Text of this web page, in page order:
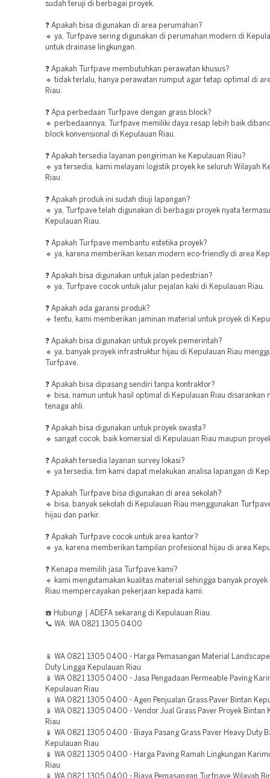
sudah teruji di berbagai proyek.
❓ Apakah bisa digunakan di area perumahan?
🔹 ya, Turfpave sering digunakan di perumahan modern di
untuk drainase lingkungan.
❓ Apakah Turfpave membutuhkan perawatan khusus?
🔹 tidak terlalu, hanya perawatan rumput agar tetap optimal di
Riau.
❓ Apa perbedaan Turfpave dengan grass block?
🔹 perbedaannya, Turfpave memiliki daya resap lebih baik
block konvensional di Kepulauan Riau.
❓ Apakah tersedia layanan pengiriman ke Kepulauan Riau?
🔹 ya tersedia, kami melayani logistik proyek ke seluruh Wilayah
Riau.
❓ Apakah produk ini sudah diuji lapangan?
🔹 ya, Turfpave telah digunakan di berbagai proyek nyata
Kepulauan Riau.
❓ Apakah Turfpave membantu estetika proyek?
🔹 ya, karena memberikan kesan modern eco-friendly di area
❓ Apakah bisa digunakan untuk jalan pedestrian?
🔹 ya, Turfpave cocok untuk jalur pejalan kaki di Kepulauan Riau.
❓ Apakah ada garansi produk?
🔹 tentu, kami memberikan jaminan material untuk proyek di
❓ Apakah bisa digunakan untuk proyek pemerintah?
🔹 ya, banyak proyek infrastruktur hijau di Kepulauan Riau
Turfpave.
❓ Apakah bisa dipasang sendiri tanpa kontraktor?
🔹 bisa, namun untuk hasil optimal di Kepulauan Riau disarankan
tenaga ahli.
❓ Apakah bisa digunakan untuk proyek swasta?
🔹 sangat cocok, baik komersial di Kepulauan Riau maupun
❓ Apakah tersedia layanan survey lokasi?
🔹 ya tersedia, tim kami dapat melakukan analisa lapangan di
❓ Apakah Turfpave bisa digunakan di area sekolah?
🔹 bisa, banyak sekolah di Kepulauan Riau menggunakan
hijau dan parkir.
❓ Apakah Turfpave cocok untuk area kantor?
🔹 ya, karena memberikan tampilan profesional hijau di area
❓ Kenapa memilih jasa Turfpave kami?
🔹 kami mengutamakan kualitas material sehingga banyak
Riau mempercayakan pekerjaan kepada kami.
☎️ Hubungi | ADEFA sekarang di Kepulauan Riau.
📞 WA: WA 0821 1305 0400
📱 WA 0821 1305 0400 - Harga Pemasangan Material
Duty Lingga Kepulauan Riau
📱 WA 0821 1305 0400 - Jasa Pengadaan Permeable Paving
Kepulauan Riau
📱 WA 0821 1305 0400 - Agen Penjualan Grass Paver Bintan
📱 WA 0821 1305 0400 - Vendor Jual Grass Paver Proyek Bintan
Riau
📱 WA 0821 1305 0400 - Biaya Pasang Grass Paver Heavy Duty
Kepulauan Riau
📱 WA 0821 1305 0400 - Harga Paving Ramah Lingkungan
Riau
📱 WA 0821 1305 0400 - Biaya Pemasangan Turfpave Wilayah